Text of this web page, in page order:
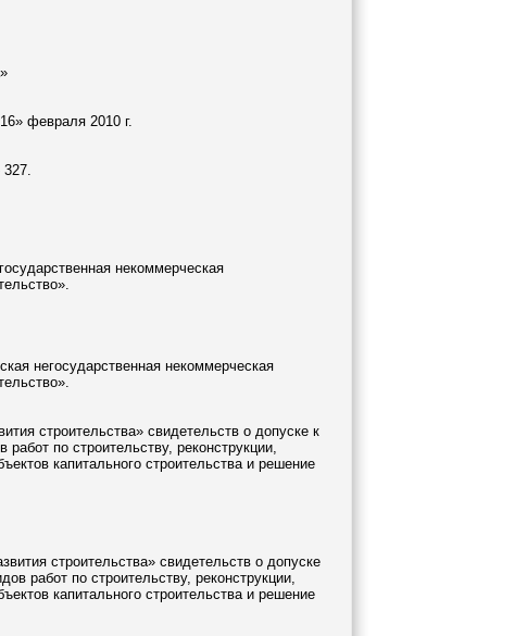
г.
некоммерческая
негосударственная некоммерческая
строительства» свидетельств о допуске к
по строительству, реконструкции,
капитального строительства и решение
строительства» свидетельств о допуске
работ по строительству, реконструкции,
капитального строительства и решение